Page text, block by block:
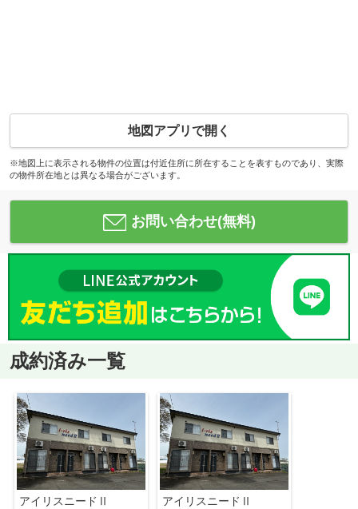
地図アプリで開く
※地図上に表示される物件の位置は付近住所に所在することを表すものであり、実際
の物件所在地とは異なる場合がございます。
お問い合わせ(無料)
成約済み一覧
アイリスニードⅡ アイリスニードⅡ